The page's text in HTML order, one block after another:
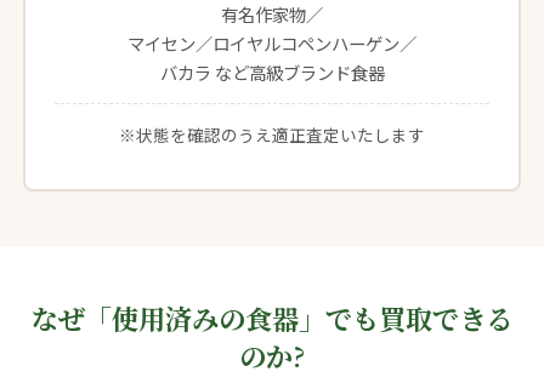
有名作家物／
マイセン／ロイヤルコペンハーゲン／
バカラ など高級ブランド食器
※状態を確認のうえ適正査定いたします
なぜ「使用済みの食器」でも買取できる
のか?